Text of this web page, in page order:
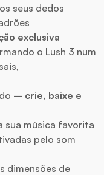
seus dedos
exclusiva
o Lush 3 num
– crie, baixe e
sua música favorita
pelo som
dimensões de